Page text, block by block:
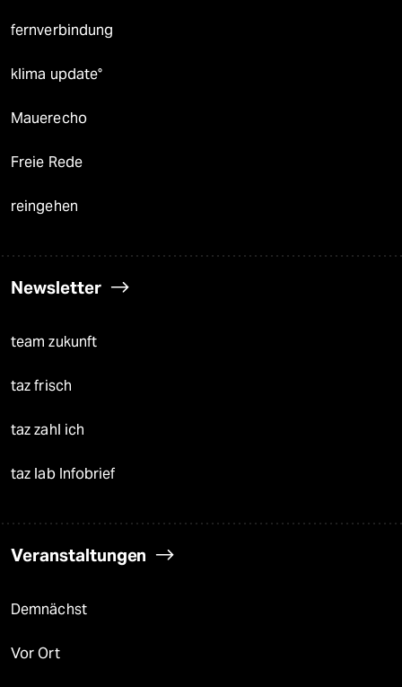
fernverbindung
klima update°
Mauerecho
Freie Rede
reingehen
Newsletter
team zukunft
taz frisch
taz zahl ich
taz lab Infobrief
Veranstaltungen
Demnächst
Vor Ort